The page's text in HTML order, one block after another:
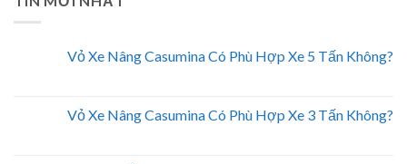
Vỏ Xe Nâng Casumina Có Phù Hợp Xe 5 Tấn Không?
Vỏ Xe Nâng Casumina Có Phù Hợp Xe 3 Tấn Không?